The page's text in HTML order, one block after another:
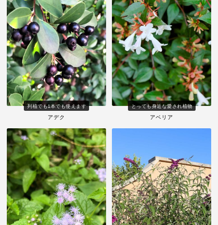
列植でも1本でも使えます
アデク
とっても身近な愛され植物
アベリア